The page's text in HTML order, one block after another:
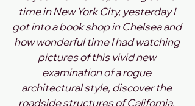
time in New York City, yesterday I
got into a book shop in Chelsea and
how wonderful time I had watching
pictures of this vivid new
examination of a rogue
architectural style, discover the
roadside structures of California.